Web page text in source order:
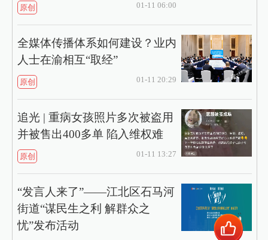
原创 01-11 06:00
全媒体传播体系如何建设？业内
人士在渝相互“取经”
原创 01-11 20:29
追光 | 重病女孩照片多次被盗用
并被售出400多单 陷入维权难
原创 01-11 13:27
“发言人来了”——江北区石马河
街道“谋民生之利 解群众之
忧”发布活动